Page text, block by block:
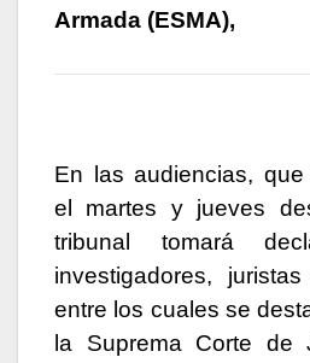
Armada (ESMA),
En las audiencias,
el martes y jueves
tribunal tomará
investigadores,
entre los cuales se
la Suprema Corte de